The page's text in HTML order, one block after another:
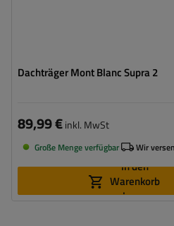
Dachträger Mont Blanc Supra 2
89,99 €inkl. MwSt
Große Menge verfügbar Wir
In den
Warenkorb
legen